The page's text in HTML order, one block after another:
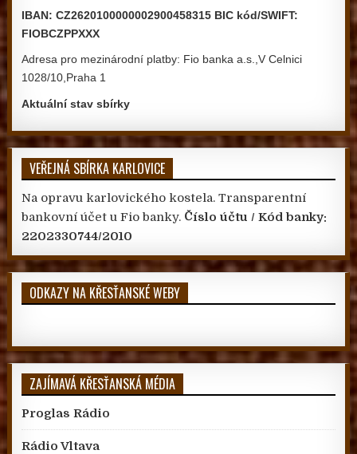
IBAN: CZ2620100000002900458315 BIC kód/SWIFT:
FIOBCZPPXXX
Adresa pro mezinárodní platby: Fio banka a.s.,V Celnici
1028/10,Praha 1
Aktuální stav sbírky
VEŘEJNÁ SBÍRKA KARLOVICE
Na opravu karlovického kostela. Transparentní
bankovní účet u Fio banky. Číslo účtu / Kód banky:
2202330744/2010
ODKAZY NA KŘESŤANSKÉ WEBY
ZAJÍMAVÁ KŘESŤANSKÁ MÉDIA
Proglas Rádio
Rádio Vltava